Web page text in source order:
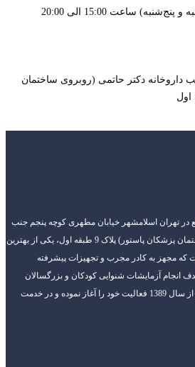
ساعت 15:00 الی 20:00
داروخانه دکتر حاتمی (روبروی ساختمان
در تهران اسلامشهر خیابان مطهری کوچه پنجم جنب
داروخانه دکتر حاتمی (روبروی ساختمان پزشکان پاستور) پلاک 9 طبقه اول، یکی از بهترین
که مجهز به کادر مجرب و تجهیزات پیشرفته
انجام آزمایشات شنوایی کودکان و بزرگسالان
تجویز سمعک و ارزیابی وزوزگوش از سال 1389 فعالیت خود را آغاز نموده و در خدمت